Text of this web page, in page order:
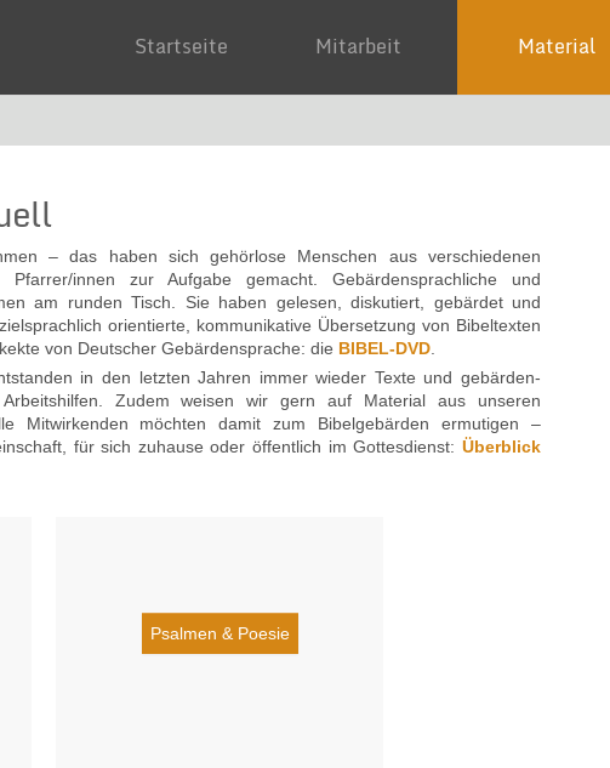
Startseite Mitarbeit Material
– das haben sich gehörlose Menschen aus verschiedenen
innen zur Aufgabe gemacht. Gebärdensprachliche und
am runden Tisch. Sie haben gelesen, diskutiert, gebärdet und
orientierte, kommunikative Übersetzung von Bibeltexten
von Deutscher Gebärdensprache: die BIBEL-DVD
in den letzten Jahren immer wieder Texte und gebärden­
Zudem weisen wir gern auf Material aus unseren
Mitwirkenden möchten damit zum Bibelgebärden ermutigen –
für sich zuhause oder öffentlich im Gottesdienst: Überblick
Psalmen & Poesie